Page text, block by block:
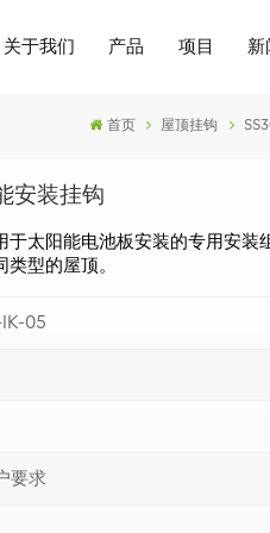
关于我们 产品 项目 新
首页 屋顶挂钩
安装挂钩
于太阳能电池板安装的专用安装
型的屋顶。
05
要求